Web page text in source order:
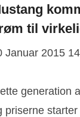
til
Januar 2015
generation
priserne